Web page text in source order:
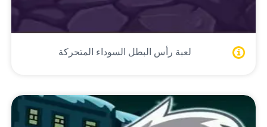
لعبة رأس البطل السوداء المتحركة